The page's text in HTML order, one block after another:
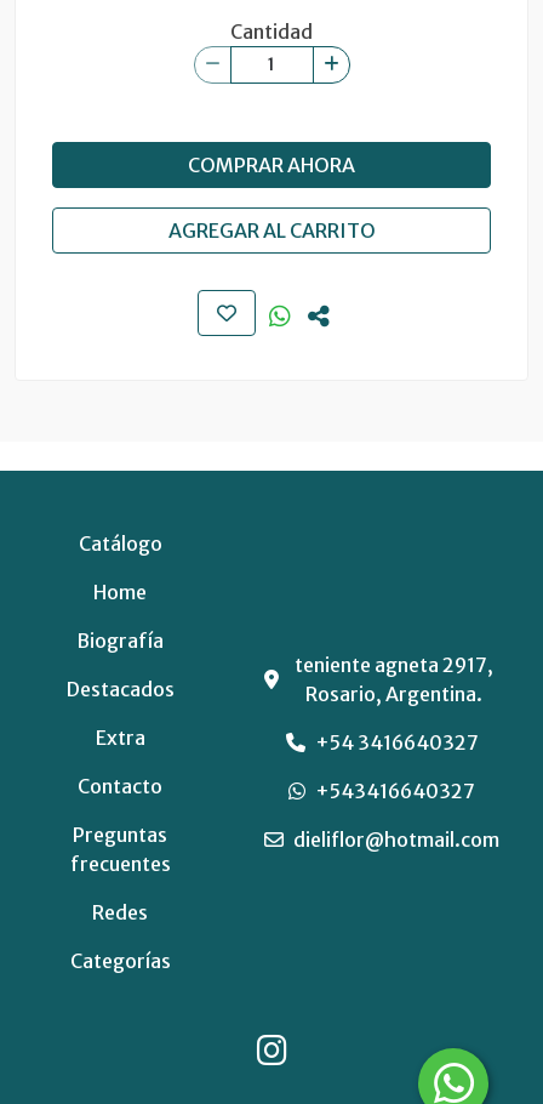
Cantidad
COMPRAR AHORA
AGREGAR AL CARRITO
Catálogo
Home
Biografía
Destacados
Extra
Contacto
Preguntas
frecuentes
Redes
Categorías
teniente agneta 2917,
Rosario, Argentina.
+54 3416640327
+543416640327
dieliflor@hotmail.com